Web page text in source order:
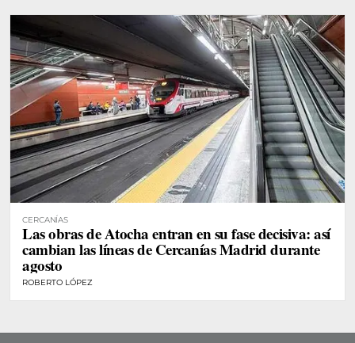
CERCANÍAS
Las obras de Atocha entran en su fase decisiva: así
cambian las líneas de Cercanías Madrid durante
agosto
ROBERTO LÓPEZ